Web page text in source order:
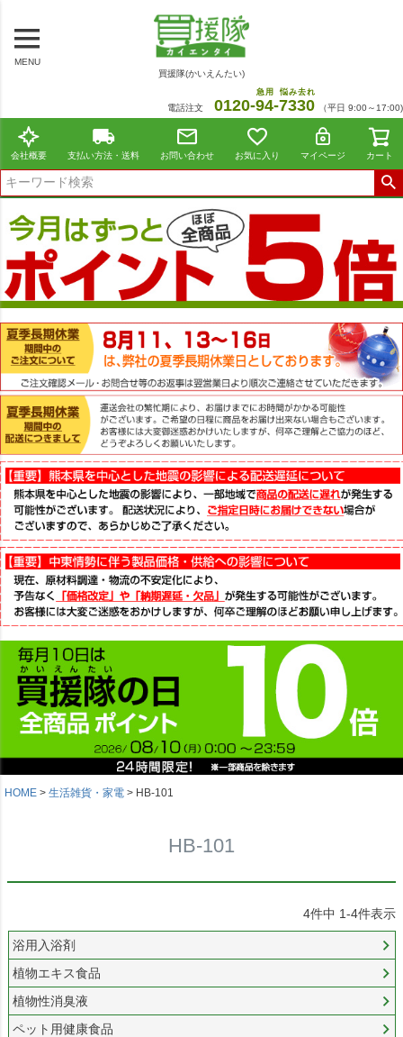
MENU
買援隊(かいえんたい)
電話注文 0120-94
急用
-7330
悩み去れ
（平日 9:00～17:00)
会社概要 支払い方法・送料 お問い合わせ お気に入り マイページ カート
HOME 生活雑貨・家電 HB-101
HB-101
4件中 1-4件表示
浴用入浴剤
植物エキス食品
植物性消臭液
ペット用健康食品